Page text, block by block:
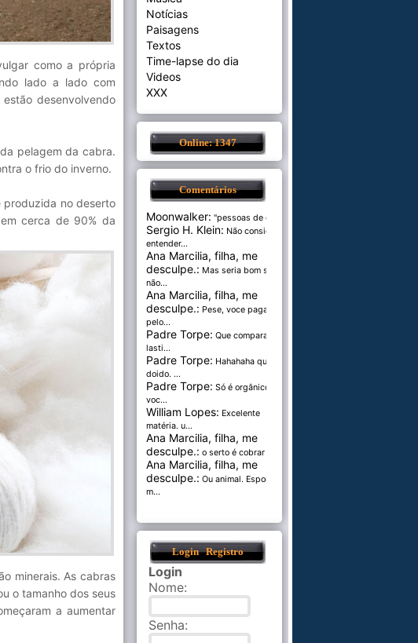
como a própria
lado a lado com
desenvolvendo
pelagem da cabra.
o frio do inverno.
produzida no deserto
cerca de 90% da
minerais. As cabras
o tamanho dos seus
a aumentar
Notícias
Paisagens
Textos
Time-lapse do dia
Videos
XXX
Online: 1347
Comentários
Moonwalker: "pessoas de cer...
Sergio H. Klein: Não consigo
entender...
Ana Marcilia, filha, me
desculpe.: Mas seria bom se
não...
Ana Marcilia, filha, me
desculpe.: Pese, voce paga
pelo...
Padre Torpe: Que comparação
lasti...
Padre Torpe: Hahahaha que
doido. ...
Padre Torpe: Só é orgânico se
voc...
William Lopes: Excelente
matéria. u...
Ana Marcilia, filha, me
desculpe.: o serto é cobrar pel...
Ana Marcilia, filha, me
desculpe.: Ou animal. Esponja
m...
Login Registro
Login
Nome:
Senha: